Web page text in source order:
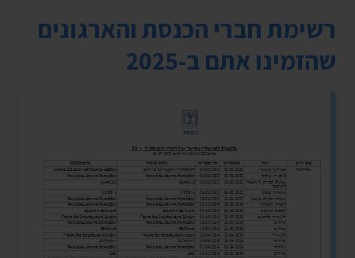
רשימת חברי הכנסת והארגונים
שהזמינו אתם ב-2025